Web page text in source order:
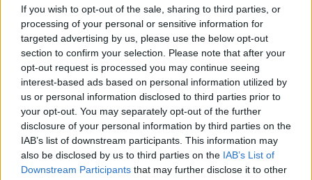
If you wish to opt-out of the sale, sharing to third parties, or
processing of your personal or sensitive information for
targeted advertising by us, please use the below opt-out
section to confirm your selection. Please note that after your
opt-out request is processed you may continue seeing
interest-based ads based on personal information utilized by
us or personal information disclosed to third parties prior to
your opt-out. You may separately opt-out of the further
disclosure of your personal information by third parties on the
IAB’s list of downstream participants. This information may
also be disclosed by us to third parties on the IAB’s List of
Downstream Participants that may further disclose it to other
SMHI:S VARNING: Kraftig åska med
skyfallsliknande regn i dag
NYHETER 05 augusti 2026 06.35